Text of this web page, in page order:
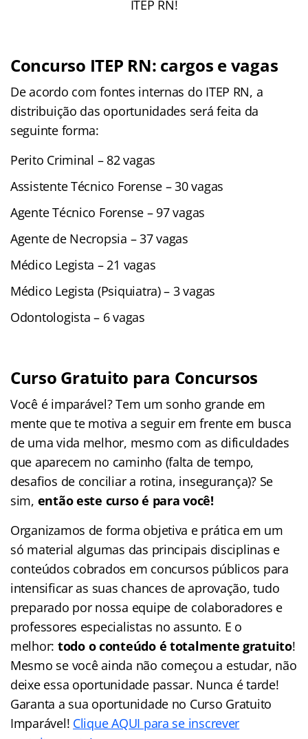
ITEP RN!
Concurso ITEP RN: cargos e vagas
De acordo com fontes internas do ITEP RN, a
distribuição das oportunidades será feita da
seguinte forma:
Perito Criminal – 82 vagas
Assistente Técnico Forense – 30 vagas
Agente Técnico Forense – 97 vagas
Agente de Necropsia – 37 vagas
Médico Legista – 21 vagas
Médico Legista (Psiquiatra) – 3 vagas
Odontologista – 6 vagas
Curso Gratuito para Concursos
Você é imparável? Tem um sonho grande em
mente que te motiva a seguir em frente em busca
de uma vida melhor, mesmo com as dificuldades
que aparecem no caminho (falta de tempo,
desafios de conciliar a rotina, insegurança)? Se
sim, então este curso é para você!
Organizamos de forma objetiva e prática em um
só material algumas das principais disciplinas e
conteúdos cobrados em concursos públicos para
intensificar as suas chances de aprovação, tudo
preparado por nossa equipe de colaboradores e
professores especialistas no assunto. E o
melhor: todo o conteúdo é totalmente gratuito!
Mesmo se você ainda não começou a estudar, não
deixe essa oportunidade passar. Nunca é tarde!
Garanta a sua oportunidade no Curso Gratuito
Imparável! Clique AQUI para se inscrever